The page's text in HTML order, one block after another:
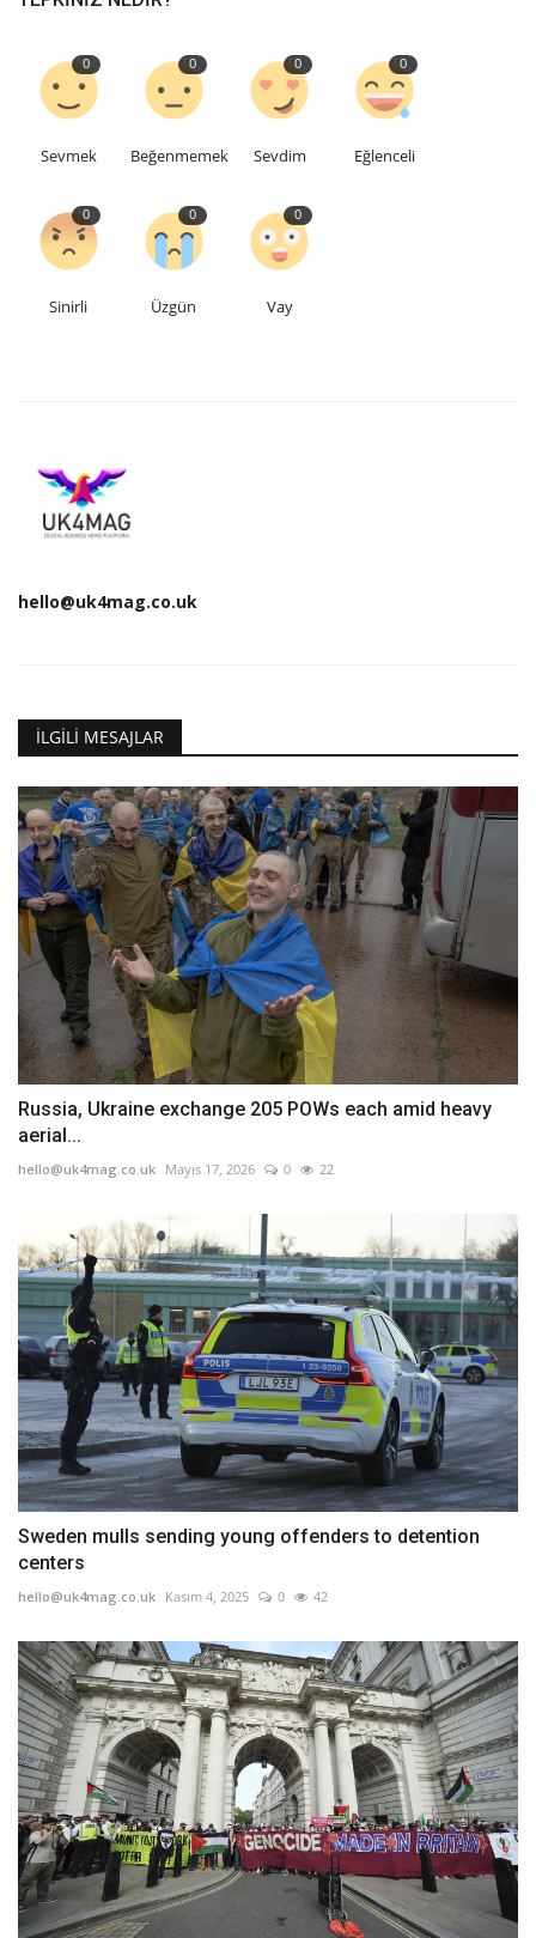
İletişim
Dilim
0
Sevmek
0
Beğenmemek
0
Sevdim
0
Eğlenceli
0
Sinirli
0
Üzgün
0
Vay
hello@uk4mag.co.uk
İLGILI MESAJLAR
Russia, Ukraine exchange 205 POWs each amid heavy
aerial...
hello@uk4mag.co.uk Mayıs 17, 2026 0 22
Sweden mulls sending young offenders to detention
centers
hello@uk4mag.co.uk Kasım 4, 2025 0 42